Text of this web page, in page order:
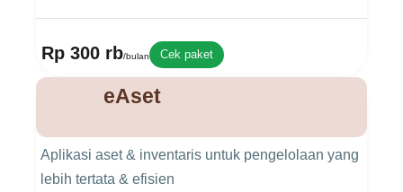
Rp 300 rb/bulan Cek paket
eAset
Aplikasi aset & inventaris untuk pengelolaan yang
lebih tertata & efisien